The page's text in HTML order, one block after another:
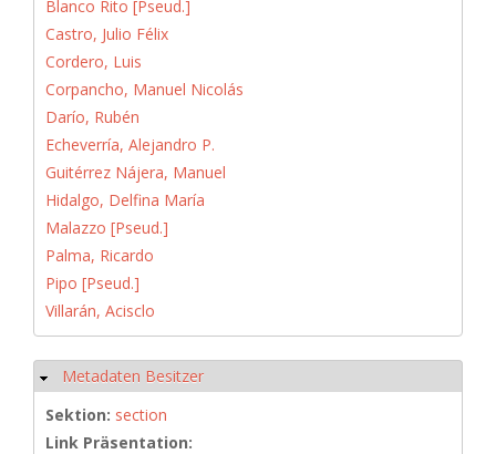
Blanco Rito [Pseud.]
Castro, Julio Félix
Cordero, Luis
Corpancho, Manuel Nicolás
Darío, Rubén
Echeverría, Alejandro P.
Guitérrez Nájera, Manuel
Hidalgo, Delfina María
Malazzo [Pseud.]
Palma, Ricardo
Pipo [Pseud.]
Villarán, Acisclo
Ausblenden
Metadaten Besitzer
Sektion: section
Link Präsentation: